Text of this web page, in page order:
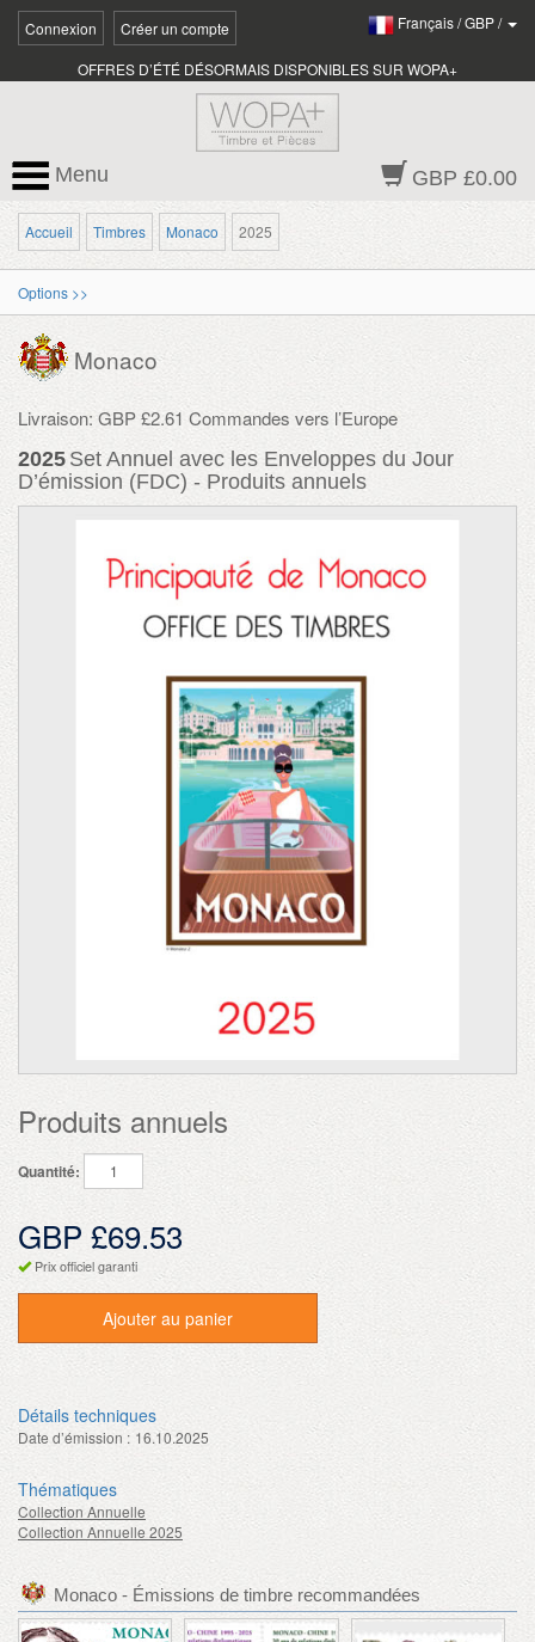
Connexion Créer un compte Français/GBP/
OFFRES D’ÉTÉ DÉSORMAIS DISPONIBLES SUR WOPA+
GBP £0.00
Menu
Accueil Timbres Monaco 2025
Options >>
Monaco
Livraison: GBP £2.61 Commandes vers l’Europe
2025 Set Annuel avec les Enveloppes du Jour
D’émission (FDC) - Produits annuels
Produits annuels
Quantité:
GBP £69.53
Prix officiel garanti
Ajouter au panier
Détails techniques
Date d’émission : 16.10.2025
Thématiques
Collection Annuelle
Collection Annuelle 2025
Monaco - Émissions de timbre recommandées